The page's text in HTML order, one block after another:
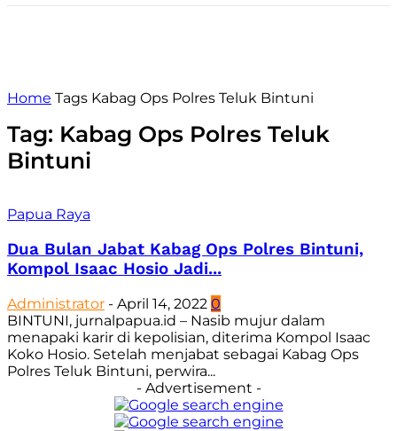
Home Tags Kabag Ops Polres Teluk Bintuni
Tag: Kabag Ops Polres Teluk
Bintuni
Papua Raya
Dua Bulan Jabat Kabag Ops Polres Bintuni,
Kompol Isaac Hosio Jadi...
Administrator - April 14, 2022 0
BINTUNI, jurnalpapua.id – Nasib mujur dalam
menapaki karir di kepolisian, diterima Kompol Isaac
Koko Hosio. Setelah menjabat sebagai Kabag Ops
Polres Teluk Bintuni, perwira...
- Advertisement -